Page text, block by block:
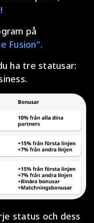
på
Fusion".
ha tre statusar:
status och dess